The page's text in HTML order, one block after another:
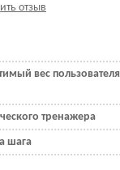
отзыв
вес пользователя
тренажера
шага